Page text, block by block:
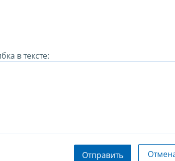
в тексте:
Отправить